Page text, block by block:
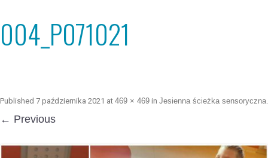
004_P071021
Published 7 października 2021 at 469 × 469 in Jesienna ścieżka sensoryczna.
← Previous